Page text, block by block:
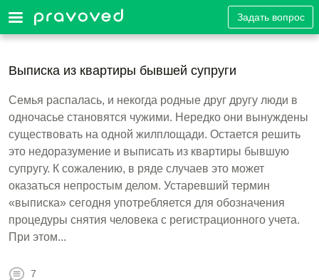
Задать вопрос
Выписка из квартиры бывшей супруги
Семья распалась, и некогда родные друг другу люди в
одночасье становятся чужими. Нередко они вынуждены
существовать на одной жилплощади. Остается решить
это недоразумение и выписать из квартиры бывшую
супругу. К сожалению, в ряде случаев это может
оказаться непростым делом. Устаревший термин
«выписка» сегодня употребляется для обозначения
процедуры снятия человека с регистрационного учета.
При этом...
7